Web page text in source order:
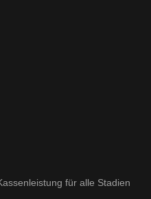
für alle Stadien